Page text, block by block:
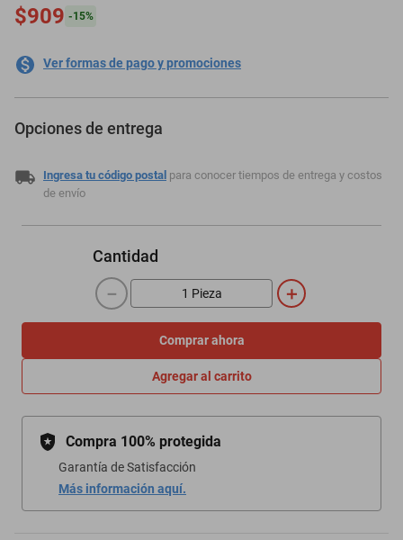
$909 -15%
Ver formas de pago y promociones
Opciones de entrega
Ingresa tu código postal para conocer tiempos de entrega y costos
de envío
Cantidad
＋
－
Comprar ahora
Agregar al carrito
Compra 100% protegida
Garantía de Satisfacción
Más información aquí.